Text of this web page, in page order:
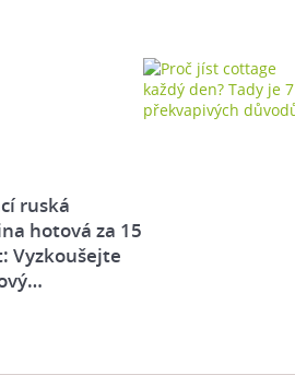
ruská
hotová za 15
Vyzkoušejte